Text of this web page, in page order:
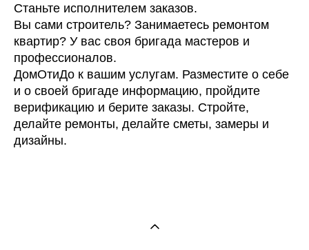
Станьте исполнителем заказов.
Вы сами строитель? Занимаетесь ремонтом
квартир? У вас своя бригада мастеров и
профессионалов.
ДомОтиДо к вашим услугам. Разместите о себе
и о своей бригаде информацию, пройдите
верификацию и берите заказы. Стройте,
делайте ремонты, делайте сметы, замеры и
дизайны.